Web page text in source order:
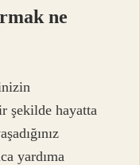
ne
şekilde hayatta
yardıma